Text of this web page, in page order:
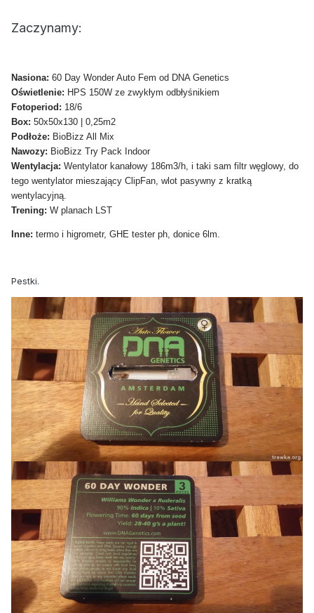
Zaczynamy:
Nasiona: 60 Day Wonder Auto Fem od DNA Genetics
Oświetlenie: HPS 150W ze zwykłym odbłyśnikiem
Fotoperiod: 18/6
Box: 50x50x130 | 0,25m2
Podłoże: BioBizz All Mix
Nawozy: BioBizz Try Pack Indoor
Wentylacja: Wentylator kanałowy 186m3/h, i taki sam filtr węglowy, do
tego wentylator mieszający ClipFan, wlot pasywny z kratką
wentylacyjną.
Trening: W planach LST
Inne: termo i higrometr, GHE tester ph, donice 6lm.
Pestki.